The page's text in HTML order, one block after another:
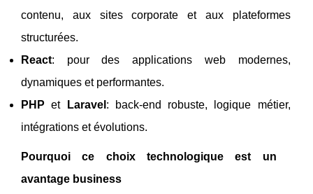
contenu, aux sites corporate et aux plateformes
structurées.
React: pour des applications web modernes,
dynamiques et performantes.
PHP et Laravel : back-end robuste, logique métier,
intégrations et évolutions.
Pourquoi ce choix technologique est un
avantage business